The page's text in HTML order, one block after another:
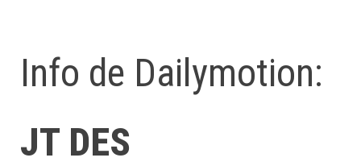
Info de Dailymotion:
JT DES